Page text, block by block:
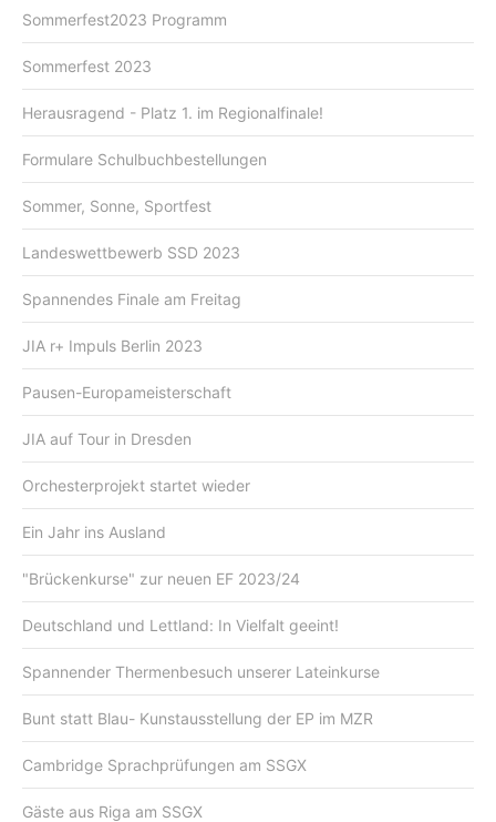
Sommerfest2023 Programm
Sommerfest 2023
Herausragend - Platz 1. im Regionalfinale!
Formulare Schulbuchbestellungen
Sommer, Sonne, Sportfest
Landeswettbewerb SSD 2023
Spannendes Finale am Freitag
JIA r+ Impuls Berlin 2023
Pausen-Europameisterschaft
JIA auf Tour in Dresden
Orchesterprojekt startet wieder
Ein Jahr ins Ausland
"Brückenkurse" zur neuen EF 2023/24
Deutschland und Lettland: In Vielfalt geeint!
Spannender Thermenbesuch unserer Lateinkurse
Bunt statt Blau- Kunstausstellung der EP im MZR
Cambridge Sprachprüfungen am SSGX
Gäste aus Riga am SSGX